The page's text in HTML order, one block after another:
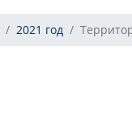
2021 год